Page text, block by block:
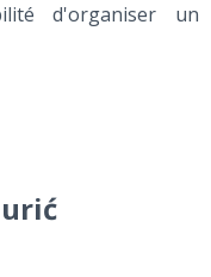
d'organiser un